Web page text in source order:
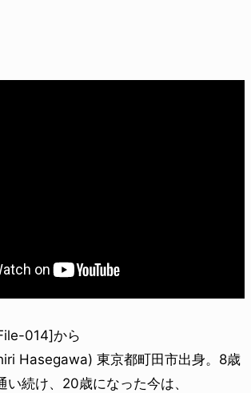
014]から
Hasegawa) 東京都町田市出身。8歳
い続け、20歳になった今は、